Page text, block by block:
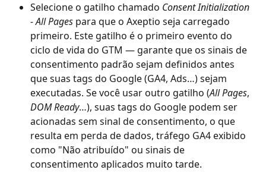
Selecione o gatilho chamado Consent Initialization
- All Pages para que o Axeptio seja carregado
primeiro. Este gatilho é o primeiro evento do
ciclo de vida do GTM — garante que os sinais de
consentimento padrão sejam definidos antes
que suas tags do Google (GA4, Ads…) sejam
executadas. Se você usar outro gatilho (All Pages,
DOM Ready…), suas tags do Google podem ser
acionadas sem sinal de consentimento, o que
resulta em perda de dados, tráfego GA4 exibido
como "Não atribuído" ou sinais de
consentimento aplicados muito tarde.